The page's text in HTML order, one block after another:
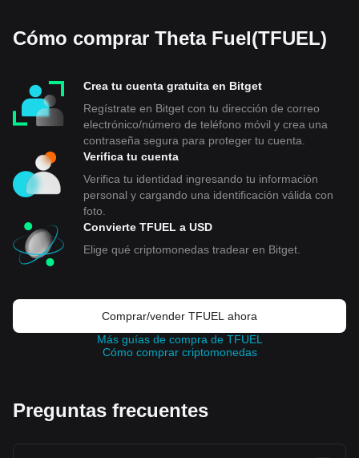
Cómo comprar Theta Fuel(TFUEL)
Crea tu cuenta gratuita en Bitget
Regístrate en Bitget con tu dirección de correo
electrónico/número de teléfono móvil y crea una
contraseña segura para proteger tu cuenta.
Verifica tu cuenta
Verifica tu identidad ingresando tu información
personal y cargando una identificación válida con
foto.
Convierte TFUEL a USD
Elige qué criptomonedas tradear en Bitget.
Comprar/vender TFUEL ahora
Más guías de compra de TFUEL
Cómo comprar criptomonedas
Preguntas frecuentes